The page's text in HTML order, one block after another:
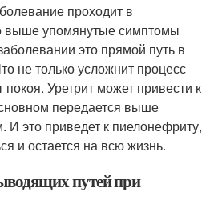
проходит в
выше упомянутые симптомы
это прямой путь в
не только усложнит процесс
покоя. Уретрит может привести к
передается выше
это приведет к пиелонефриту,
и остается на всю жизнь.
путей при